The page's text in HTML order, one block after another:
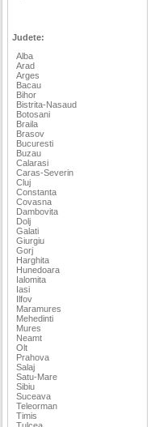
Judete:
Alba
Arad
Arges
Bacau
Bihor
Bistrita-Nasaud
Botosani
Braila
Brasov
Bucuresti
Buzau
Calarasi
Caras-Severin
Cluj
Constanta
Covasna
Dambovita
Dolj
Galati
Giurgiu
Gorj
Harghita
Hunedoara
Ialomita
Iasi
Ilfov
Maramures
Mehedinti
Mures
Neamt
Olt
Prahova
Salaj
Satu-Mare
Sibiu
Suceava
Teleorman
Timis
Tulcea